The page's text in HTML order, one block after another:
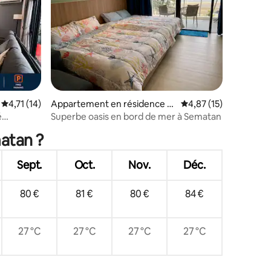
: 4,67 sur 5
Évaluation moyenne sur la base de 14 commentaires : 4,71 sur 5
4,71 (14)
Appartement en résidence ⋅
Sematan
Évaluation moyenne
4,87 (15)
Superbe oasis en bord de mer à Sematan
?
Sept. Oct. Nov. Déc.
80 € 81 € 80 € 84 €
27 °C 27 °C 27 °C 27 °C